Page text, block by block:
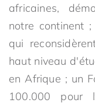
africaines,
notre continent
qui
haut niveau
en Afrique ; un
100.000 pour